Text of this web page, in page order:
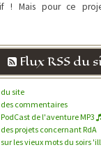
! Mais pour ce
Flux RSS du
du site
des commentaires
PodCast de l'aventure MP3
des projets concernant RdA
sur les vieux mots du soirs